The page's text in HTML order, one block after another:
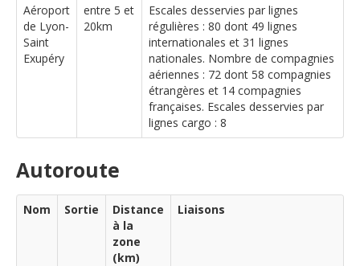
Aéroport
de Lyon-
Saint
Exupéry
entre 5 et
20km
Escales desservies par lignes
régulières : 80 dont 49 lignes
internationales et 31 lignes
nationales. Nombre de compagnies
aériennes : 72 dont 58 compagnies
étrangères et 14 compagnies
françaises. Escales desservies par
lignes cargo : 8
Autoroute
Nom Sortie
Distance
à la
zone
(km)
Liaisons